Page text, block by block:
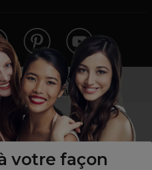
votre façon
un professionnel ?
les particuliers!